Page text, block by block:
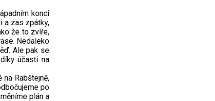
konci
a zas zpátky,
že to zvíře,
Nedaleko
Ale pak se
účasti na
Rabštejně,
po
plán a